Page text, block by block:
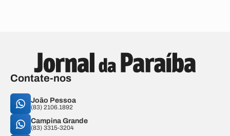
Contate-nos
João Pessoa
(83) 2106.1892
Campina Grande
(83) 3315-3204